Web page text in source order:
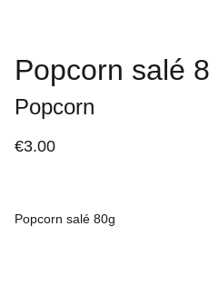
Popcorn salé
Popcorn
€3.00
Popcorn salé 80g